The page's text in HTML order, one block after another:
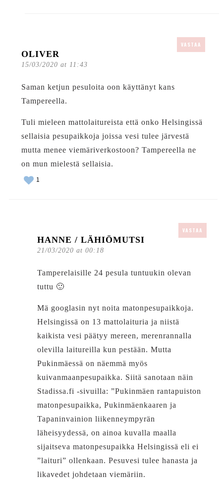
OLIVER
15/03/2020 at 11:43
VASTAA
Saman ketjun pesuloita oon käyttänyt kans
Tampereella.
Tuli mieleen mattolaitureista että onko Helsingissä
sellaisia pesupaikkoja joissa vesi tulee järvestä
mutta menee viemäriverkostoon? Tampereella ne
on mun mielestä sellaisia.
1
HANNE / LÄHIÖMUTSI
21/03/2020 at 00:18
VASTAA
Tamperelaisille 24 pesula tuntuukin olevan
tuttu 🙂
Mä googlasin nyt noita matonpesupaikkoja.
Helsingissä on 13 mattolaituria ja niistä
kaikista vesi päätyy mereen, merenrannalla
olevilla laitureilla kun pestään. Mutta
Pukinmäessä on näemmä myös
kuivanmaanpesupaikka. Siitä sanotaan näin
Stadissa.fi -sivuilla: ”Pukinmäen rantapuiston
matonpesupaikka, Pukinmäenkaaren ja
Tapaninvainion liikenneympyrän
läheisyydessä, on ainoa kuvalla maalla
sijaitseva matonpesupaikka Helsingissä eli ei
”laituri” ollenkaan. Pesuvesi tulee hanasta ja
likavedet johdetaan viemäriin.